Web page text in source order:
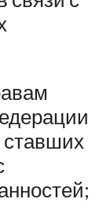
ставших